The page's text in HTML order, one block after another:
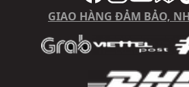
GIAO HÀNG ĐẢM BẢO,